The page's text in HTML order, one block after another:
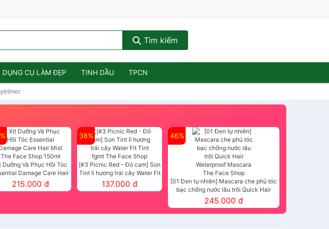
Tìm kiếm
DỤNG CỤ LÀM ĐẸP TINH DẦU TPCN
Dưỡng Và Phục Hồi Tóc
Damage Care Hair
The Face Shop 150ml
215.000 đ
38%
[#3 Picnic Red - Đỏ cam] Son
Tint lì hương trái cây Water Fit
Tint fgmt The Face Shop
137.000 đ
46%
[01 Đen tự nhiên] Mascara che phủ tóc
bạc chống nước lâu trôi Quick Hair
Waterproof Mascara The Face Shop
245.000 đ